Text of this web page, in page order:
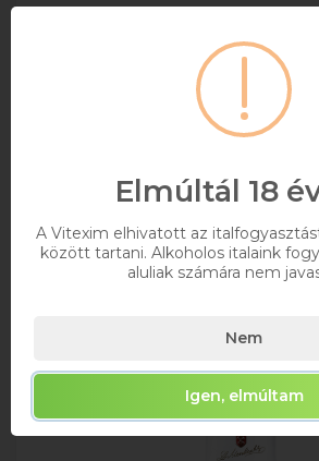
Bruttó ár
Kosárba
Elmúltál 18
A Vitexim elhivatott az
között tartani. Alkoholos italaink
aluliak számára nem
Nem
Igen, elmúltam